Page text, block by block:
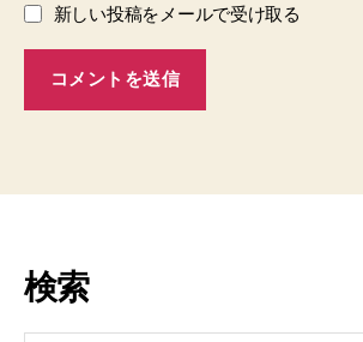
新しい投稿をメールで受け取る
検索